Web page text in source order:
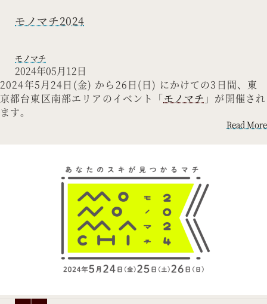
モノマチ2024
モノマチ
2024年05月12日
2024年5月24日(金) から26日(日) にかけての3日間、東
京都台東区南部エリアのイベント「モノマチ 」が開催され
ます。
Read More